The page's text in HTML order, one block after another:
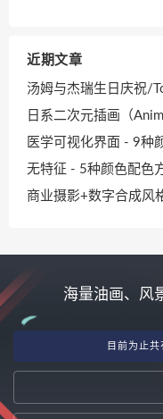
近期文章
汤姆与杰瑞生日庆祝/
日系二次元插画（
医学可视化界面 - 9种
无特征 - 5种颜色配色
商业摄影+数字合成风
海量油画、风
目前为止